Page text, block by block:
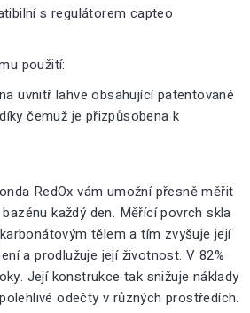
s regulátorem capteo
použití:
uvnitř lahve obsahující patentované
čemuž je přizpůsobena k
RedOx vám umožní přesně měřit
každý den. Měřící povrch skla
tělem a tím zvyšuje její
a prodlužuje její životnost. V 82%
Její konstrukce tak snižuje náklady
odečty v různých prostředích.